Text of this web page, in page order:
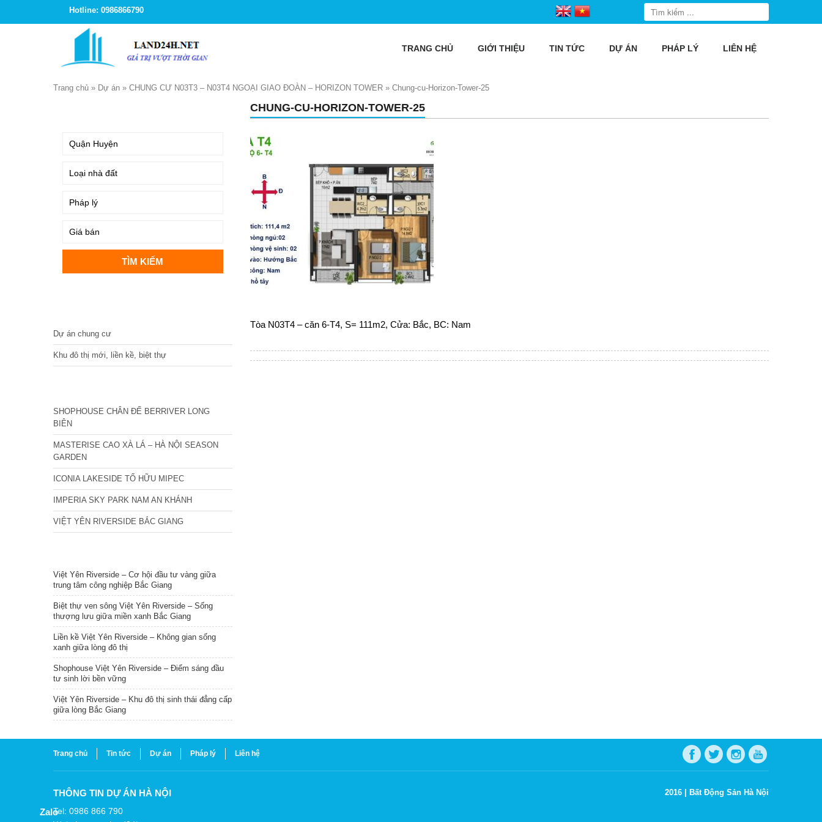
Hotline: 0986866790
TRANG CHỦ GIỚI THIỆU TIN TỨC DỰ ÁN PHÁP LÝ LIÊN HỆ
Trang chủ » Dự án » CHUNG CƯ N03T3 – N03T4 NGOẠI GIAO ĐOÀN – HORIZON TOWER » Chung-cu-Horizon-Tower-25
CHUNG-CU-HORIZON-TOWER-25
Tòa N03T4 – căn 6-T4, S= 111m2, Cửa: Bắc, BC: Nam
Dự án chung cư
Khu đô thị mới, liền kề, biệt thự
SHOPHOUSE CHÂN ĐẾ BERRIVER LONG
BIÊN
MASTERISE CAO XÀ LÁ – HÀ NỘI SEASON
GARDEN
ICONIA LAKESIDE TỐ HỮU MIPEC
IMPERIA SKY PARK NAM AN KHÁNH
VIỆT YÊN RIVERSIDE BẮC GIANG
Việt Yên Riverside – Cơ hội đầu tư vàng giữa
trung tâm công nghiệp Bắc Giang
Biệt thự ven sông Việt Yên Riverside – Sống
thượng lưu giữa miền xanh Bắc Giang
Liền kề Việt Yên Riverside – Không gian sống
xanh giữa lòng đô thị
Shophouse Việt Yên Riverside – Điểm sáng đầu
tư sinh lời bền vững
Việt Yên Riverside – Khu đô thị sinh thái đẳng cấp
giữa lòng Bắc Giang
Trang chủ Tin tức Dự án Pháp lý Liên hệ
THÔNG TIN DỰ ÁN HÀ NỘI
Tel: 0986 866 790
2016 | Bất Động Sản Hà Nội
Zalo